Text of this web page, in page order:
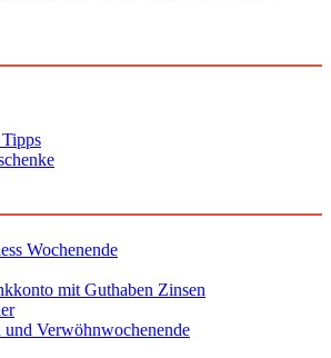
Wochenende
mit Guthaben Zinsen
und Verwöhnwochenende